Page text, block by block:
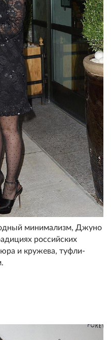
минимализм, Джуно
российских
и кружева, туфли-